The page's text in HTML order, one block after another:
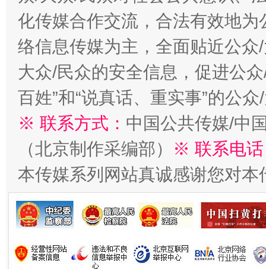
化传媒合作交流，合法有效地
络信息传媒为主，全面贴近公
大众/民众的安全信息，促进公
百姓”和“说真话、重实事”的公
※ 联系方式： 中国公共传媒/中
（北京制作采编部）
※ 联系电
本传媒系列网站真诚感谢您对